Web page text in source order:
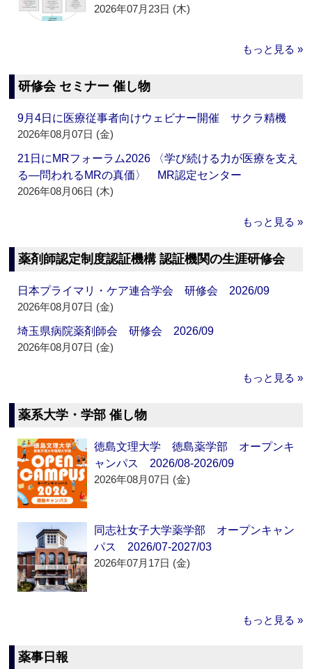
2026年07月23日 (木)
もっと見る »
研修会 セミナー 催し物
9月4日に医療従事者向けウェビナー開催 サクラ精機
2026年08月07日 (金)
21日にMRフォーラム2026 〈学び続ける力が医療を支え
る―問われるMRの真価〉 MR認定センター
2026年08月06日 (木)
もっと見る »
薬剤師認定制度認証機構 認証機関の生涯研修会
日本プライマリ・ケア連合学会 研修会 2026/09
2026年08月07日 (金)
埼玉県病院薬剤師会 研修会 2026/09
2026年08月07日 (金)
もっと見る »
薬系大学・学部 催し物
徳島文理大学 徳島薬学部 オープンキ
ャンパス 2026/08-2026/09
2026年08月07日 (金)
同志社女子大学薬学部 オープンキャン
パス 2026/07-2027/03
2026年07月17日 (金)
もっと見る »
薬事日報